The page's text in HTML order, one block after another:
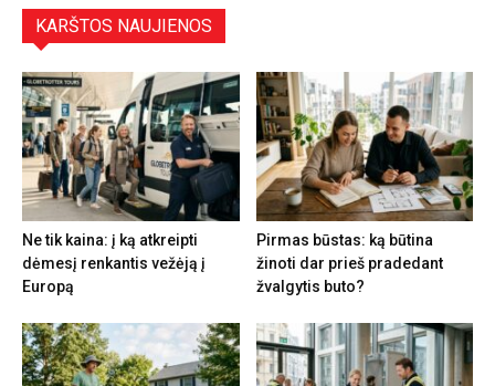
KARŠTOS NAUJIENOS
Ne tik kaina: į ką atkreipti
dėmesį renkantis vežėją į
Europą
Pirmas būstas: ką būtina
žinoti dar prieš pradedant
žvalgytis buto?